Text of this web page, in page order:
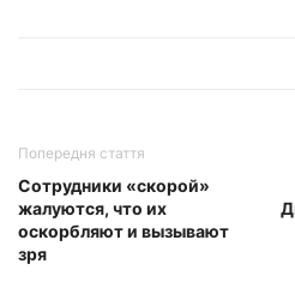
Попередня стаття
Сотрудники «скорой»
жалуются, что их
оскорбляют и вызывают
зря